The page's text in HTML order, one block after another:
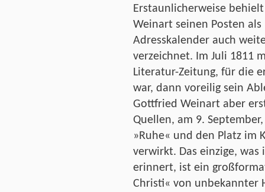
Erstaunlicherweise
Weinart seinen Posten
Adresskalender auch
verzeichnet. Im Juli 1811
Literatur-Zeitung, für die
war, dann voreilig sein
Gottfried Weinart aber
Quellen, am 9.
»Ruhe« und den Platz im
verwirkt. Das einzige,
erinnert, ist ein
Christi« von unbekannter